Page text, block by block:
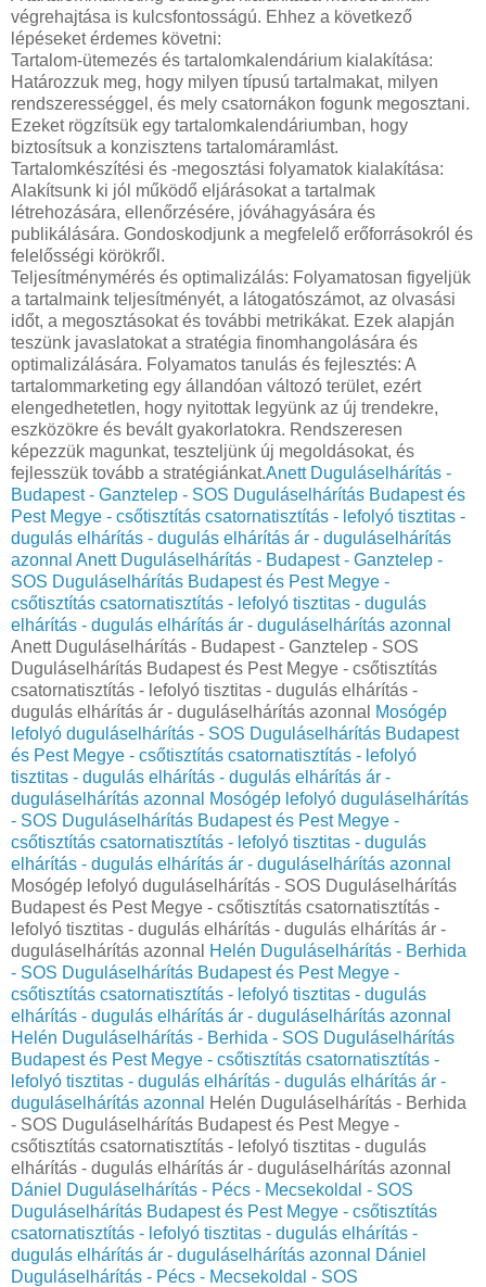
végrehajtása is kulcsfontosságú. Ehhez a következő
lépéseket érdemes követni:
Tartalom-ütemezés és tartalomkalendárium kialakítása:
Határozzuk meg, hogy milyen típusú tartalmakat, milyen
rendszerességgel, és mely csatornákon fogunk megosztani.
Ezeket rögzítsük egy tartalomkalendáriumban, hogy
biztosítsuk a konzisztens tartalomáramlást.
Tartalomkészítési és -megosztási folyamatok kialakítása:
Alakítsunk ki jól működő eljárásokat a tartalmak
létrehozására, ellenőrzésére, jóváhagyására és
publikálására. Gondoskodjunk a megfelelő erőforrásokról és
felelősségi körökről.
Teljesítménymérés és optimalizálás: Folyamatosan figyeljük
a tartalmaink teljesítményét, a látogatószámot, az olvasási
időt, a megosztásokat és további metrikákat. Ezek alapján
teszünk javaslatokat a stratégia finomhangolására és
optimalizálására. Folyamatos tanulás és fejlesztés: A
tartalommarketing egy állandóan változó terület, ezért
elengedhetetlen, hogy nyitottak legyünk az új trendekre,
eszközökre és bevált gyakorlatokra. Rendszeresen
képezzük magunkat, teszteljünk új megoldásokat, és
fejlesszük tovább a stratégiánkat.Anett Duguláselhárítás -
Budapest - Ganztelep - SOS Duguláselhárítás Budapest és
Pest Megye - csőtisztítás csatornatisztítás - lefolyó tisztitas -
dugulás elhárítás - dugulás elhárítás ár - duguláselhárítás
azonnal Anett Duguláselhárítás - Budapest - Ganztelep -
SOS Duguláselhárítás Budapest és Pest Megye -
csőtisztítás csatornatisztítás - lefolyó tisztitas - dugulás
elhárítás - dugulás elhárítás ár - duguláselhárítás azonnal
Anett Duguláselhárítás - Budapest - Ganztelep - SOS
Duguláselhárítás Budapest és Pest Megye - csőtisztítás
csatornatisztítás - lefolyó tisztitas - dugulás elhárítás -
dugulás elhárítás ár - duguláselhárítás azonnal
Mosógép
lefolyó duguláselhárítás - SOS Duguláselhárítás Budapest
és Pest Megye - csőtisztítás csatornatisztítás - lefolyó
tisztitas - dugulás elhárítás - dugulás elhárítás ár -
duguláselhárítás azonnal
Mosógép lefolyó duguláselhárítás
- SOS Duguláselhárítás Budapest és Pest Megye -
csőtisztítás csatornatisztítás - lefolyó tisztitas - dugulás
elhárítás - dugulás elhárítás ár - duguláselhárítás azonnal
Mosógép lefolyó duguláselhárítás - SOS Duguláselhárítás
Budapest és Pest Megye - csőtisztítás csatornatisztítás -
lefolyó tisztitas - dugulás elhárítás - dugulás elhárítás ár -
duguláselhárítás azonnal
Helén Duguláselhárítás - Berhida
- SOS Duguláselhárítás Budapest és Pest Megye -
csőtisztítás csatornatisztítás - lefolyó tisztitas - dugulás
elhárítás - dugulás elhárítás ár - duguláselhárítás azonnal
Helén Duguláselhárítás - Berhida - SOS Duguláselhárítás
Budapest és Pest Megye - csőtisztítás csatornatisztítás -
lefolyó tisztitas - dugulás elhárítás - dugulás elhárítás ár -
duguláselhárítás azonnal
Helén Duguláselhárítás - Berhida
- SOS Duguláselhárítás Budapest és Pest Megye -
csőtisztítás csatornatisztítás - lefolyó tisztitas - dugulás
elhárítás - dugulás elhárítás ár - duguláselhárítás azonnal
Dániel Duguláselhárítás - Pécs - Mecsekoldal - SOS
Duguláselhárítás Budapest és Pest Megye - csőtisztítás
csatornatisztítás - lefolyó tisztitas - dugulás elhárítás -
dugulás elhárítás ár - duguláselhárítás azonnal
Dániel
Duguláselhárítás - Pécs - Mecsekoldal - SOS